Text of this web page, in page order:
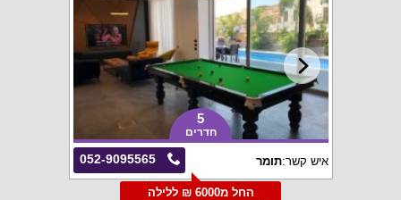
5
חדרים
052-9095565 איש קשר:תומר
החל מ6000 ₪ ללילה